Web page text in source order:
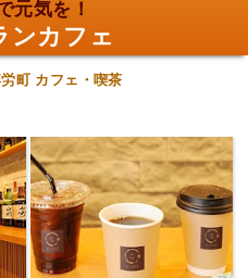
元気を！
ンカフェ
町 カフェ・喫茶